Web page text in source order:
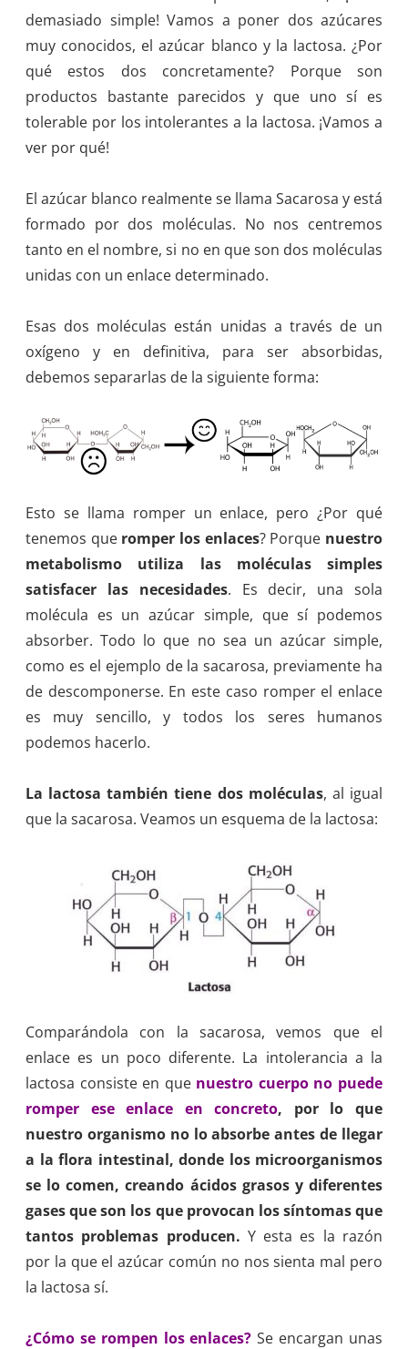
demasiado simple! Vamos a poner dos azúcares
muy conocidos, el azúcar blanco y la lactosa. ¿Por
qué estos dos concretamente? Porque son
productos bastante parecidos y que uno sí es
tolerable por los intolerantes a la lactosa. ¡Vamos a
ver por qué!
El azúcar blanco realmente se llama Sacarosa y está
formado por dos moléculas. No nos centremos
tanto en el nombre, si no en que son dos moléculas
unidas con un enlace determinado.
Esas dos moléculas están unidas a través de un
oxígeno y en definitiva, para ser absorbidas,
debemos separarlas de la siguiente forma:
Esto se llama romper un enlace, pero ¿Por qué
tenemos que romper los enlaces? Porque nuestro
metabolismo utiliza las moléculas simples
satisfacer las necesidades. Es decir, una sola
molécula es un azúcar simple, que sí podemos
absorber. Todo lo que no sea un azúcar simple,
como es el ejemplo de la sacarosa, previamente ha
de descomponerse. En este caso romper el enlace
es muy sencillo, y todos los seres humanos
podemos hacerlo.
La lactosa también tiene dos moléculas, al igual
que la sacarosa. Veamos un esquema de la lactosa:
Comparándola con la sacarosa, vemos que el
enlace es un poco diferente. La intolerancia a la
lactosa consiste en que nuestro cuerpo no puede
romper ese enlace en concreto, por lo que
nuestro organismo no lo absorbe antes de llegar
a la flora intestinal, donde los microorganismos
se lo comen, creando ácidos grasos y diferentes
gases que son los que provocan los síntomas que
tantos problemas producen. Y esta es la razón
por la que el azúcar común no nos sienta mal pero
la lactosa sí.
¿Cómo se rompen los enlaces? Se encargan unas